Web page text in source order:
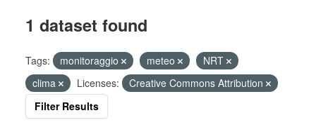
1 dataset found
Tags: monitoraggio meteo
NRT
clima
Licenses:
Creative Commons Attribution
Filter Results